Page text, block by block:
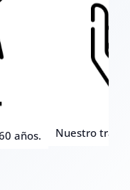
años. Nuestro trato